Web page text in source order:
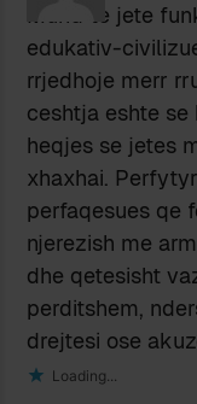
Mund te jete
edukativ-
rrjedhoje merr
ceshtja eshte
heqjes se jetes
xhaxhai.
perfaqesues qe
njerezish me
dhe qetesisht
perditshem,
drejtesi ose
Loading...